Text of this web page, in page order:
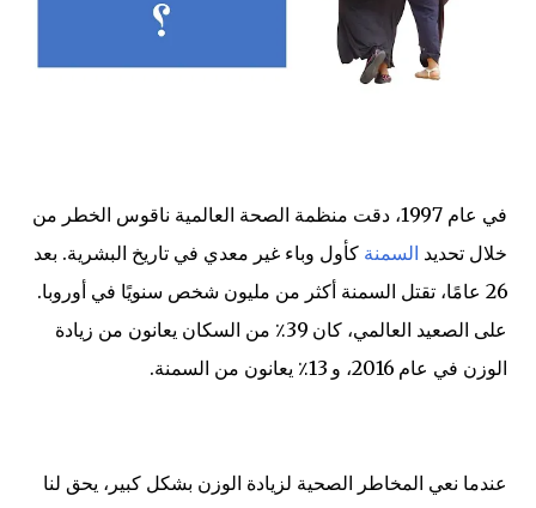
في عام 1997، دقت منظمة الصحة العالمية ناقوس الخطر من
خلال تحديد السمنة كأول وباء غير معدي في تاريخ البشرية. بعد
26 عامًا، تقتل السمنة أكثر من مليون شخص سنويًا في أوروبا.
على الصعيد العالمي، كان 39٪ من السكان يعانون من زيادة
الوزن في عام 2016، و 13٪ يعانون من السمنة.
عندما نعي المخاطر الصحية لزيادة الوزن بشكل كبير، يحق لنا